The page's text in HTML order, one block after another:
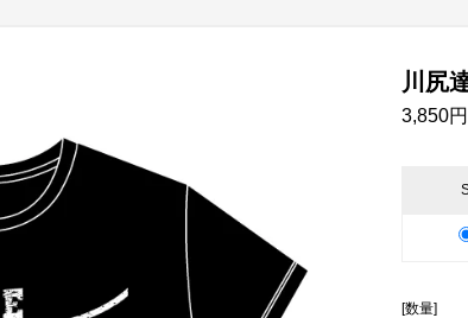
川尻
3,850円
[数量]